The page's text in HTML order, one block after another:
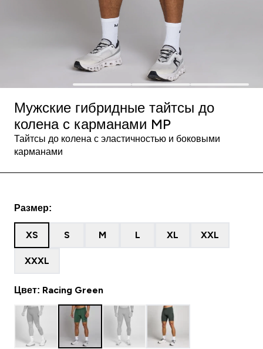
Мужские гибридные тайтсы до
колена с карманами MP
Тайтсы до колена с эластичностью и боковыми
карманами
Размер:
XS S M L XL XXL
XXXL
Цвет: Racing Green